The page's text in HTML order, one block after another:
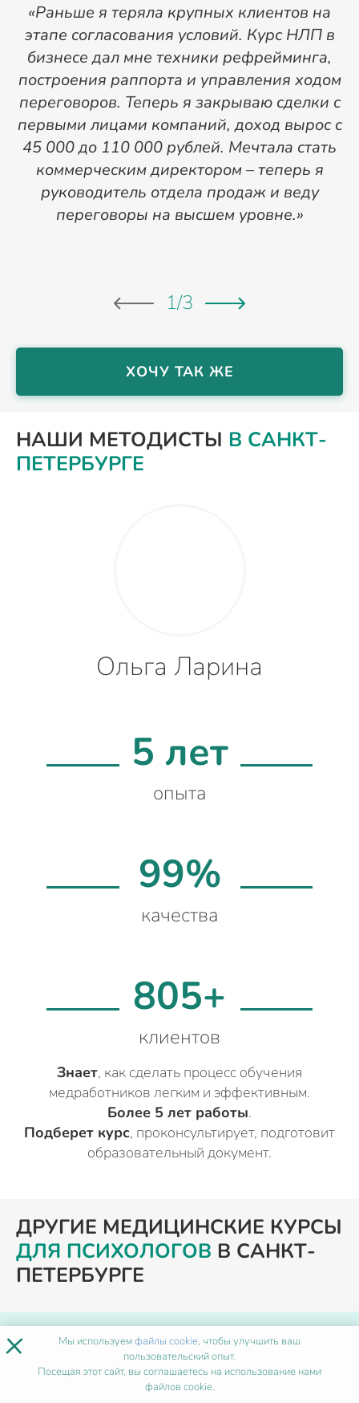
«Раньше я теряла крупных клиентов на
этапе согласования условий. Курс НЛП в
бизнесе дал мне техники рефрейминга,
построения раппорта и управления ходом
переговоров. Теперь я закрываю сделки с
первыми лицами компаний, доход вырос с
45 000 до 110 000 рублей. Мечтала стать
коммерческим директором – теперь я
руководитель отдела продаж и веду
переговоры на высшем уровне.»
1/3
ХОЧУ ТАК ЖЕ
НАШИ МЕТОДИСТЫ В САНКТ-
ПЕТЕРБУРГЕ
Ольга Ларина
5 лет
опыта
99%
качества
805+
клиентов
Знает, как сделать процесс обучения
медработников легким и эффективным.
Более 5 лет работы.
Подберет курс, проконсультирует, подготовит
образовательный документ.
ДРУГИЕ МЕДИЦИНСКИЕ КУРСЫ
ДЛЯ ПСИХОЛОГОВ В САНКТ-
ПЕТЕРБУРГЕ
ПОХОЖИЕ ПРОГРАММЫ
Администратор медицинского
× Мы используемфайлы cookie, чтобы улучшить ваш
пользовательский опыт.
Посещая этот сайт, вы соглашаетесь на использование нами
файлов cookie.